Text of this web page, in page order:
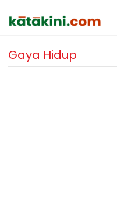
Gaya Hidup